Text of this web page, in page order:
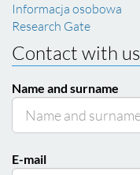
Informacja osobowa
Research Gate
Contact with us
Name and surname
E-mail